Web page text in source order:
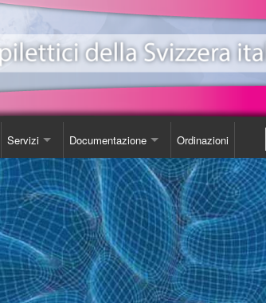
Servizi
Consulenza
Luoghi d'incontro
Biblioteca
Videoteca
Documentazione
Libro
Studi
DVD
Opuscoli
Ordinazioni